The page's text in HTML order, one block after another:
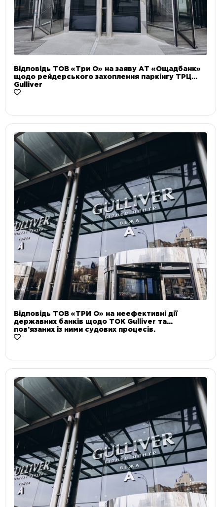
Відповідь ТОВ «Три О» на заяву АТ «Ощадбанк»
щодо рейдерського захоплення паркінгу ТРЦ
Gulliver
Відповідь ТОВ «ТРИ О» на неефективні дії
державних банків щодо ТОК Gulliver та
пов’язаних із ними судових процесів.